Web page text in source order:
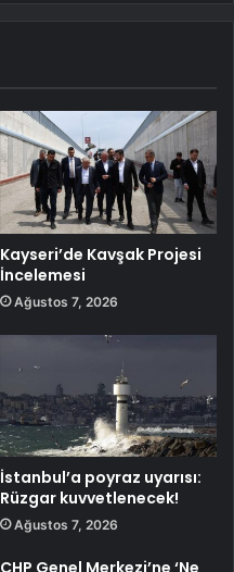
Kayseri’de Kavşak Projesi
İncelemesi
Ağustos 7, 2026
İstanbul’a poyraz uyarısı:
Rüzgar kuvvetlenecek!
Ağustos 7, 2026